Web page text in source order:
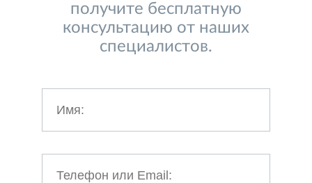
получите бесплатную
консультацию от наших
специалистов.